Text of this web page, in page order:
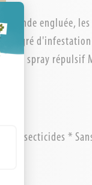
:
bande engluée,
degré
ou spray répulsif
insecticides *